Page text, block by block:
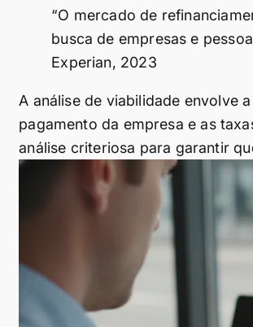
“O mercado de
busca de empresas e
Experian, 2023
A análise de viabilidade envolve
pagamento da empresa e as
análise criteriosa para garantir